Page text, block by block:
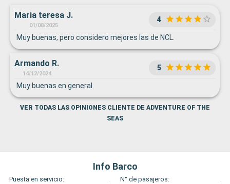
Maria teresa J.
01/08/2025
4
Muy buenas, pero considero mejores las de NCL.
Armando R.
14/12/2024
5
Muy buenas en general
VER TODAS LAS OPINIONES CLIENTE DE ADVENTURE OF THE
SEAS
Info Barco
Puesta en servicio:
N° de pasajeros: